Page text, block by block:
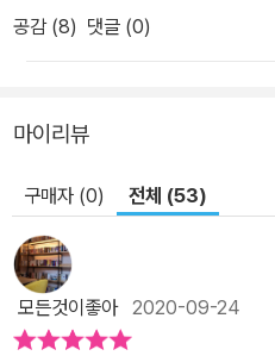
공감 (8) 댓글 (0)
마이리뷰
구매자 (0) 전체 (53)
모든것이좋아2020-09-24